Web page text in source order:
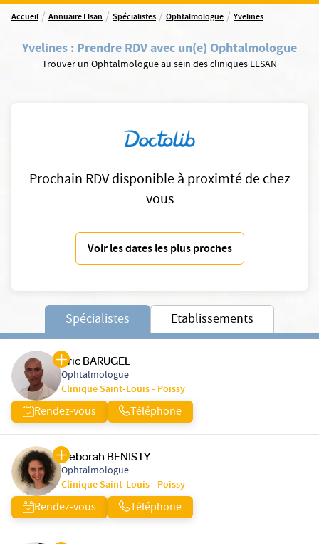
Accueil / Annuaire Elsan / Spécialistes / Ophtalmologue / Yvelines
Yvelines : Prendre RDV avec un(e) Ophtalmologue
Trouver un Ophtalmologue au sein des cliniques ELSAN
Prochain RDV disponible à proximté de chez
vous
Voir les dates les plus proches
Spécialistes Etablissements
Eric BARUGEL
Ophtalmologue
Clinique Saint-Louis - Poissy
Rendez-vous Téléphone
Deborah BENISTY
Ophtalmologue
Clinique Saint-Louis - Poissy
Rendez-vous Téléphone